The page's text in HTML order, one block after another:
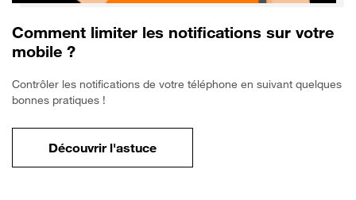
Comment limiter les notifications sur votre
mobile ?
Contrôler les notifications de votre téléphone en suivant quelques
bonnes pratiques !
Découvrir l'astucepour Comment limiter les notifications